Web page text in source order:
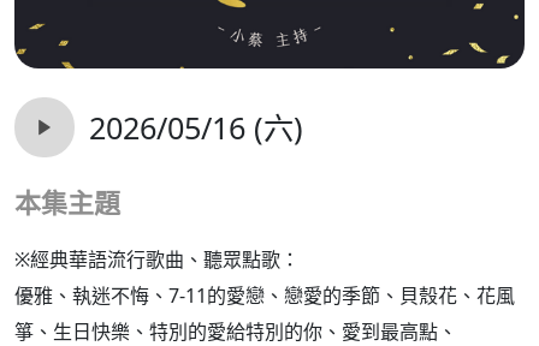
2026/05/16 (六)
本集主題
※經典華語流行歌曲、聽眾點歌：
優雅、執迷不悔、7-11的愛戀、戀愛的季節、貝殼花、花風
箏、生日快樂、特別的愛給特別的你、愛到最高點、